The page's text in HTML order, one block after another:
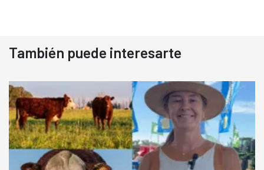
También puede interesarte